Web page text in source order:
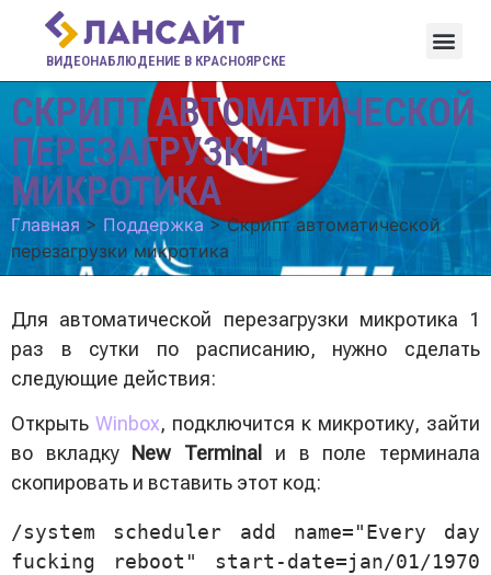
ВИДЕОНАБЛЮДЕНИЕ В КРАСНОЯРСКЕ
СКРИПТ АВТОМАТИЧЕСКОЙ
ПЕРЕЗАГРУЗКИ
МИКРОТИКА
Главная > Поддержка >Скрипт автоматической
перезагрузки микротика
Для автоматической перезагрузки микротика 1
раз в сутки по расписанию, нужно сделать
следующие действия:
Открыть Winbox, подключится к микротику, зайти
во вкладку New Terminal
и в поле терминала
скопировать и вставить этот код:
/system scheduler add name="Every day
fucking reboot" start-date=jan/01/1970